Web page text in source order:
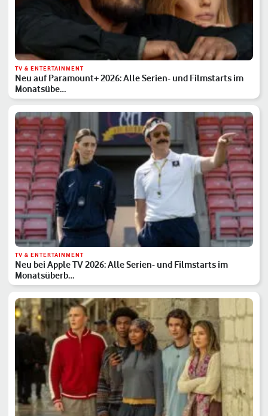
TV & ENTERTAINMENT
Neu auf Paramount+ 2026: Alle Serien- und Filmstarts im
Monatsübe…
TV & ENTERTAINMENT
Neu bei Apple TV 2026: Alle Serien- und Filmstarts im
Monatsüberb…